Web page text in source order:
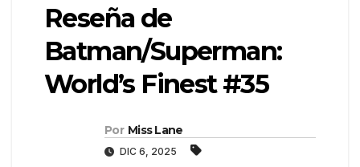
Reseña de
Batman/Superman:
World’s Finest #35
Por Miss Lane
DIC 6, 2025